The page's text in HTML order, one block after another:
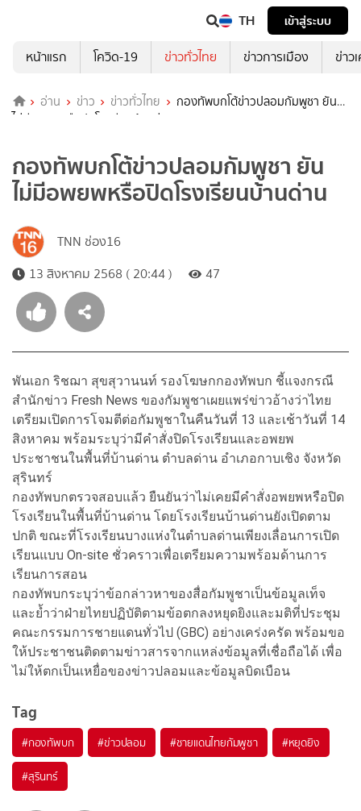
TH
เข้าสู่ระบบ
หน้าแรก
โควิด-19 ข่าวทั่วไทย ข่าวการเมือง ข่าว
อ่าน ข่าว ข่าวทั่วไทย
กองทัพบกโต้ข่าวปลอมกัมพูชา ยัน
ไม่มีอพยพหรือปิดโรงเรียนบ้านด่าน
กองทัพบกโต้ข่าวปลอมกัมพูชา ยัน
ไม่มีอพยพหรือปิดโรงเรียนบ้านด่าน
TNN ช่อง16
13 สิงหาคม 2568 ( 20:44 )
47
พันเอก ริชฌา สุขสุวานนท์ รองโฆษกกองทัพบก ชี้แจงกรณี
สำนักข่าว Fresh News ของกัมพูชาเผยแพร่ข่าวอ้างว่าไทย
เตรียมเปิดการโจมตีต่อกัมพูชาในคืนวันที่ 13 และเช้าวันที่ 14
สิงหาคม พร้อมระบุว่ามีคำสั่งปิดโรงเรียนและอพยพ
ประชาชนในพื้นที่บ้านด่าน ตำบลด่าน อำเภอกาบเชิง จังหวัด
สุรินทร์
กองทัพบกตรวจสอบแล้ว ยืนยันว่าไม่เคยมีคำสั่งอพยพหรือปิด
โรงเรียนในพื้นที่บ้านด่าน โดยโรงเรียนบ้านด่านยังเปิดตาม
ปกติ ขณะที่โรงเรียนบางแห่งในตำบลด่านเพียงเลื่อนการเปิด
เรียนแบบ On-site ชั่วคราวเพื่อเตรียมความพร้อมด้านการ
เรียนการสอน
กองทัพบกระบุว่าข้อกล่าวหาของสื่อกัมพูชาเป็นข้อมูลเท็จ
และย้ำว่าฝ่ายไทยปฏิบัติตามข้อตกลงหยุดยิงและมติที่ประชุม
คณะกรรมการชายแดนทั่วไป (GBC) อย่างเคร่งครัด พร้อมขอ
ให้ประชาชนติดตามข่าวสารจากแหล่งข้อมูลที่เชื่อถือได้ เพื่อ
ไม่ให้ตกเป็นเหยื่อของข่าวปลอมและข้อมูลบิดเบือน
Tag
#กองทัพบก #ข่าวปลอม #ชายแดนไทยกัมพูชา #หยุดยิง
#สุรินทร์